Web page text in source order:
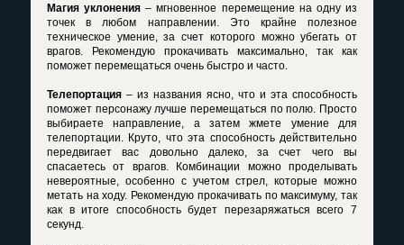
Магия уклонения – мгновенное перемещение на одну из
точек в любом направлении. Это крайне полезное
техническое умение, за счет которого можно убегать от
врагов. Рекомендую прокачивать максимально, так как
поможет перемещаться очень быстро и часто.
Телепортация – из названия ясно, что и эта способность
поможет персонажу лучше перемещаться по полю. Просто
выбираете направление, а затем жмете умение для
телепортации. Круто, что эта способность действительно
передвигает вас довольно далеко, за счет чего вы
спасаетесь от врагов. Комбинации можно проделывать
невероятные, особенно с учетом стрел, которые можно
метать на ходу. Рекомендую прокачивать по максимуму, так
как в итоге способность будет перезаряжаться всего 7
секунд.